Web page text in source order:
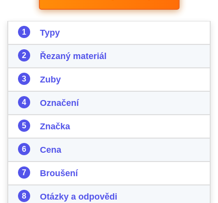
Typy
Řezaný materiál
Zuby
Označení
Značka
Cena
Broušení
Otázky a odpovědi